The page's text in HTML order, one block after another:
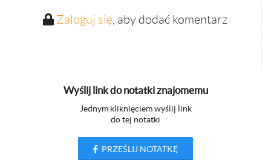
Zaloguj się, aby dodać komentarz
Wyślij link do notatki znajomemu
Jednym kliknięciem wyślij link
do tej notatki
PRZEŚLIJ NOTATKĘ